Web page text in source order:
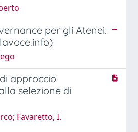
per gli Atenei.
approccio
selezione di
Favaretto, I.